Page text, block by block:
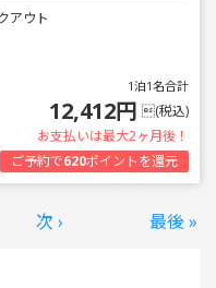
アウト
1泊1名合計
12,412円 (税込)
お支払いは最大2ヶ月後！
ご予約で620ポイントを還元
次 › 最後 »